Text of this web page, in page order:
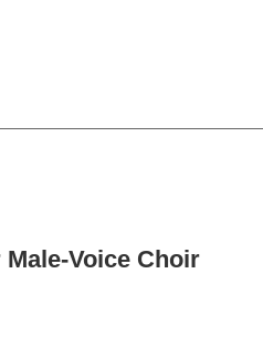
Voice Choir